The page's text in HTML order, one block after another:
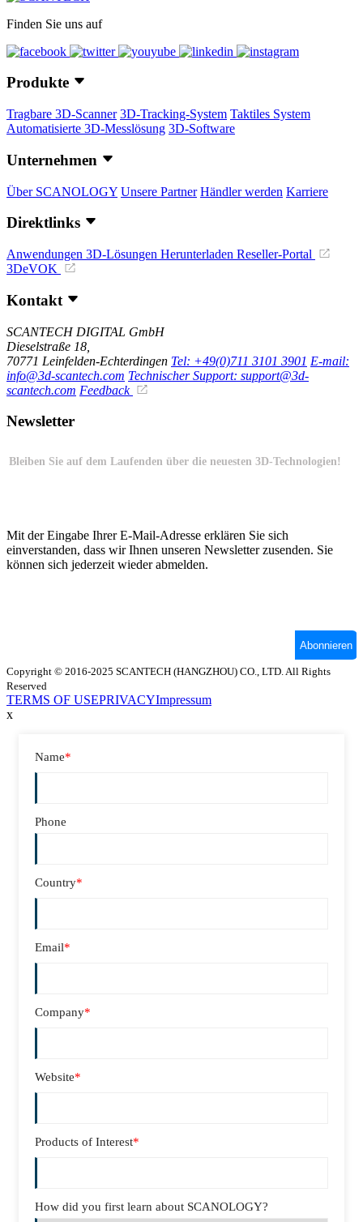
Finden Sie uns auf
Produkte
Tragbare 3D-Scanner 3D-Tracking-System Taktiles System
Automatisierte 3D-Messlösung 3D-Software
Unternehmen
Über SCANOLOGY Unsere Partner Händler werden Karriere
Direktlinks
Anwendungen 3D-Lösungen Herunterladen Reseller-Portal
3DeVOK
Kontakt
SCANTECH DIGITAL GmbH
Dieselstraße 18,
70771 Leinfelden-Echterdingen Tel: +49(0)711 3101 3901 E-mail:
info@3d-scantech.com Technischer Support: support@3d-
scantech.com Feedback
Newsletter
Copyright © 2016-2025 SCANTECH (HANGZHOU) CO., LTD. All Rights
Reserved
TERMS OF USEPRIVACYImpressum
x
Name*
Phone
Country*
Email*
Company*
Website*
Products of Interest*
How did you first learn about SCANOLOGY?